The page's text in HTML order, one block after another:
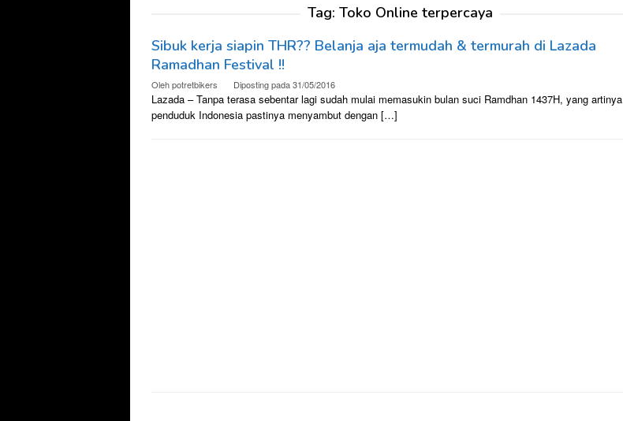
Tag: Toko Online terpercaya
Sibuk kerja siapin THR?? Belanja aja termudah & termurah di Lazada
Ramadhan Festival !!
Olehpotretbikers Diposting pada31/05/2016
Lazada – Tanpa terasa sebentar lagi sudah mulai memasukin bulan suci Ramdhan 1437H, yang artinya
penduduk Indonesia pastinya menyambut dengan […]